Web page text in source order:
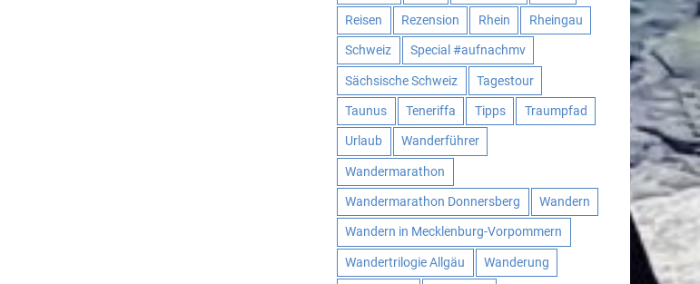
Reisen Rezension Rhein Rheingau
Schweiz Special #aufnachmv
Sächsische Schweiz Tagestour
Taunus Teneriffa Tipps Traumpfad
Urlaub Wanderführer
Wandermarathon
Wandermarathon Donnersberg Wandern
Wandern in Mecklenburg-Vorpommern
Wandertrilogie Allgäu Wanderung